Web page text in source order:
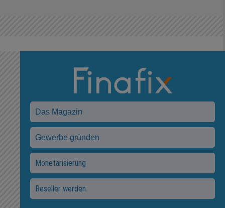
Das Magazin
Gewerbe gründen
Monetarisierung
Reseller werden